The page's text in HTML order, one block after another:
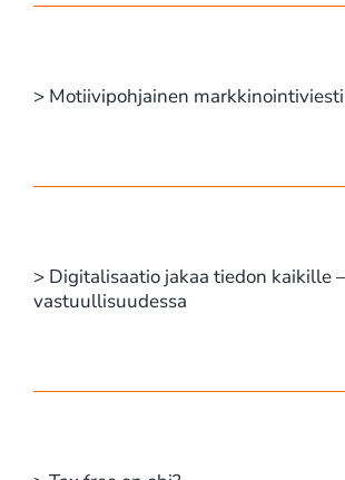
> Motiivipohjainen
> Digitalisaatio jakaa tiedon kaikille
vastuullisuudessa